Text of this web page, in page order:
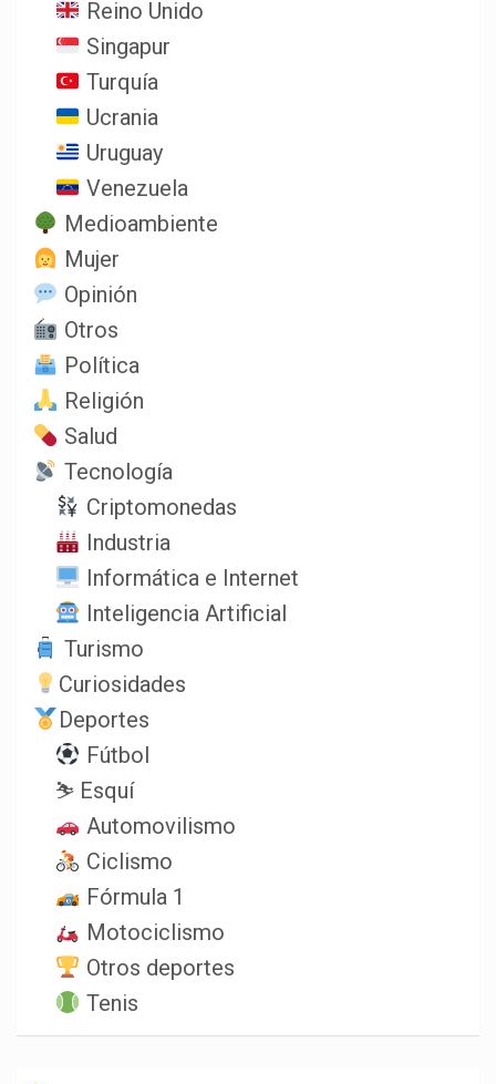
Reino Unido
Singapur
Turquía
Ucrania
Uruguay
Venezuela
Medioambiente
Mujer
Opinión
Otros
Política
Religión
Salud
Tecnología
Criptomonedas
Industria
Informática e Internet
Inteligencia Artificial
Turismo
Curiosidades
Deportes
Fútbol
⛷️ Esquí
Automovilismo
Ciclismo
Fórmula 1
Motociclismo
Otros deportes
Tenis